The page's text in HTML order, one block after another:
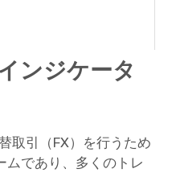
ンジケータ
取引（FX）を行うため
ムであり、多くのトレ